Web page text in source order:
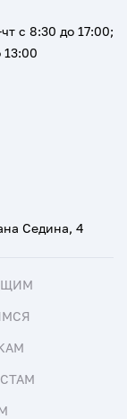
Седина, 4
с 8:30 до 17:00;
13:00